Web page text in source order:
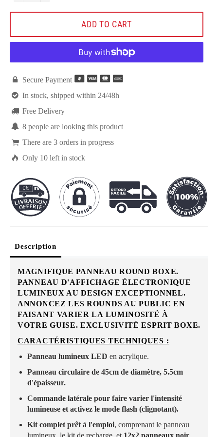
ADD TO CART
 Secure Payment
 In stock, shipped within 24/48h
 Free Delivery
 8 people are looking this product
 There are3 orders in progress
 Only 10 left in stock
Description
MAGNIFIQUE PANNEAU ROUND BOXE.
PANNEAU D'AFFICHAGE ÉLECTRONIQUE
LUMINEUX AU DESIGN EXCEPTIONNEL.
ANNONCEZ LES ROUNDS AU PUBLIC EN
FAISANT VARIER LA LUMINOSITÉ À
VOTRE GUISE. EXCLUSIVITÉ ESPRIT BOXE.
CARACTÉRISTIQUES TECHNIQUES :
Panneau lumineux LED en acrylique.
Panneau circulaire de 45cm de diamètre, 5.5cm
d'épaisseur.
Commande latérale pour faire varier l'intensité
lumineuse et activez le mode flash (clignotant).
Kit complet prêt à l'emploi, comprenant le panneau